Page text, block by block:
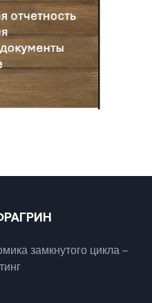
замкнутого цикла –